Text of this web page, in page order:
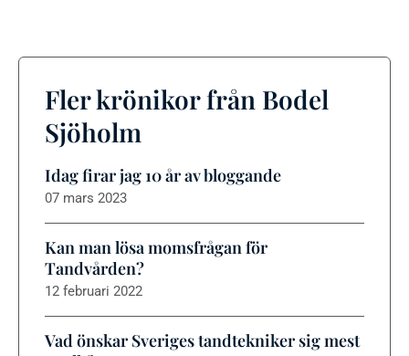
Fler krönikor från Bodel
Sjöholm
Idag firar jag 10 år av bloggande
07 mars 2023
Kan man lösa momsfrågan för
Tandvården?
12 februari 2022
Vad önskar Sveriges tandtekniker sig mest